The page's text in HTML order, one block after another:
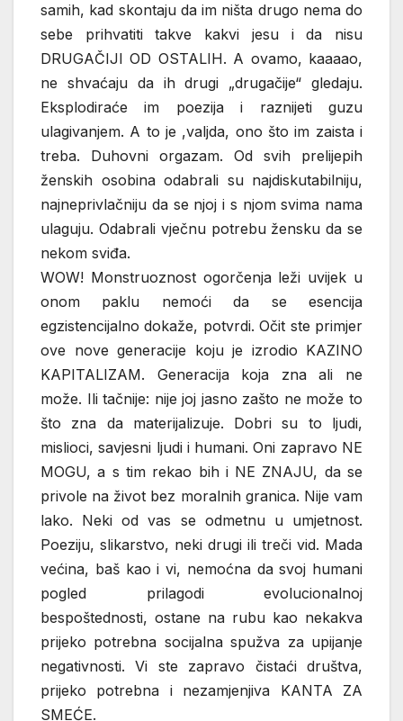
samih, kad skontaju da im ništa drugo nema do
sebe prihvatiti takve kakvi jesu i da nisu
DRUGAČIJI OD OSTALIH. A ovamo, kaaaao,
ne shvaćaju da ih drugi „drugačije“ gledaju.
Eksplodiraće im poezija i raznijeti guzu
ulagivanjem. A to je ,valjda, ono što im zaista i
treba. Duhovni orgazam. Od svih prelijepih
ženskih osobina odabrali su najdiskutabilniju,
najneprivlačniju da se njoj i s njom svima nama
ulaguju. Odabrali vječnu potrebu žensku da se
nekom sviđa.
WOW! Monstruoznost ogorčenja leži uvijek u
onom paklu nemoći da se esencija
egzistencijalno dokaže, potvrdi. Očit ste primjer
ove nove generacije koju je izrodio KAZINO
KAPITALIZAM. Generacija koja zna ali ne
može. Ili tačnije: nije joj jasno zašto ne može to
što zna da materijalizuje. Dobri su to ljudi,
mislioci, savjesni ljudi i humani. Oni zapravo NE
MOGU, a s tim rekao bih i NE ZNAJU, da se
privole na život bez moralnih granica. Nije vam
lako. Neki od vas se odmetnu u umjetnost.
Poeziju, slikarstvo, neki drugi ili treči vid. Mada
većina, baš kao i vi, nemoćna da svoj humani
pogled prilagodi evolucionalnoj
bespoštednosti, ostane na rubu kao nekakva
prijeko potrebna socijalna spužva za upijanje
negativnosti. Vi ste zapravo čistaći društva,
prijeko potrebna i nezamjenjiva KANTA ZA
SMEĆE.